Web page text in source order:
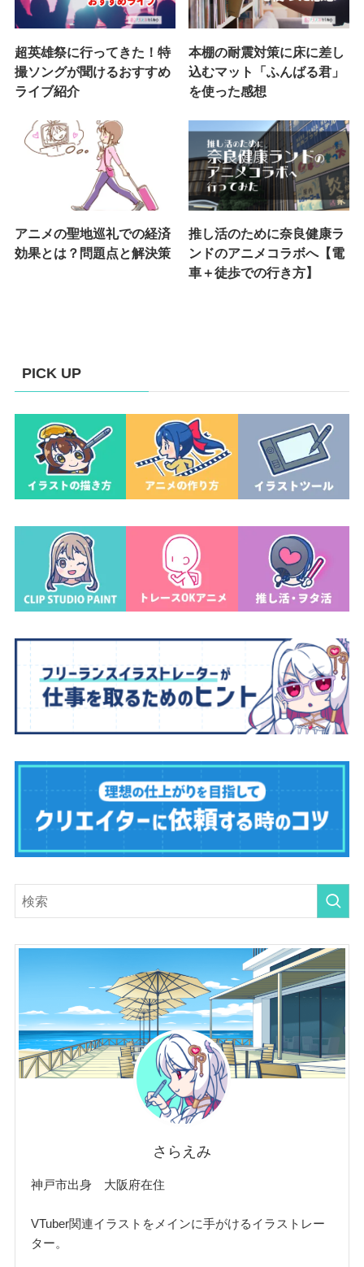
超英雄祭に行ってきた！特
撮ソングが聞けるおすすめ
ライブ紹介
本棚の耐震対策に床に差し
込むマット「ふんばる君」
を使った感想
アニメの聖地巡礼での経済
効果とは？問題点と解決策
推し活のために奈良健康ラ
ンドのアニメコラボへ【電
車＋徒歩での行き方】
PICK UP
さらえみ
神戸市出身 大阪府在住
VTuber関連イラストをメインに手がけるイラストレー
ター。